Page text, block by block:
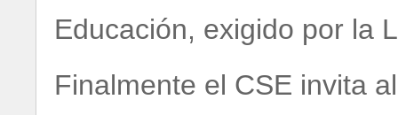
Educación, exigido por la
Finalmente el CSE invita